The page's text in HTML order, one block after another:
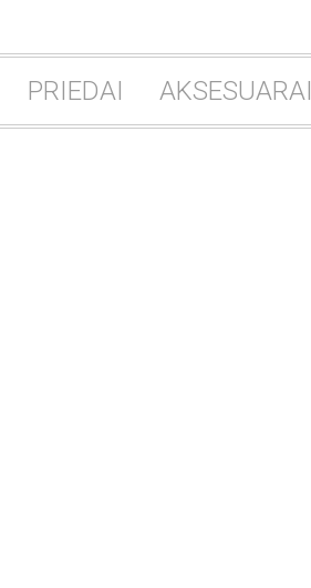
PRIEDAI AKSESUARAI